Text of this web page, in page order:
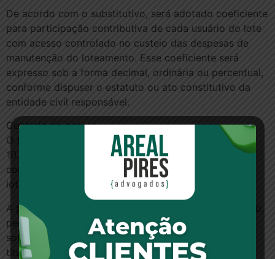
De acordo com o substitutivo, será adotado coeficiente
para participação contributiva de cada usuário do lote
com acesso controlado no custeio das despesas de
manutenção do loteamento. Esse coeficiente será
expresso sob a forma decimal, ordinária ou percentual,
conforme dispuser o estatuto ou ato constitutivo da
entidade civil responsável.
Controle do acesso
O texto, que altera o Estatuto da Cidade (Lei
10.257/01), cria ainda regras para implantação de
condomínios urbanísticos e da regularização de
loteamentos urbanos de acesso controlado.
A proposta faculta às prefeituras, mediante concessão,
permitir o controle do acesso e transferir a gestão
sobre as áreas e equipamentos públicos para os
titulares das unidades que compõem o loteamento.